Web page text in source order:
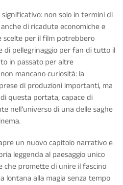
non solo in termini di
di ricadute economiche e
scelte per il film potrebbero
pellegrinaggio per fan di tutto il
in passato per altre
mancano curiosità: la
di produzioni importanti, ma
questa portata, capace di
nell’universo di una delle saghe
un nuovo capitolo narrativo e
leggenda al paesaggio unico
che promette di unire il fascino
lontana alla magia senza tempo